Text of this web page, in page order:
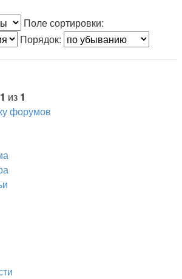
Поле сортировки:
Порядок:
1 из 1
форумов